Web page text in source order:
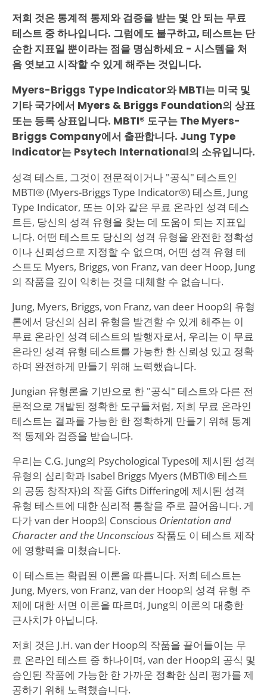
저희 것은 통계적 통제와 검증을 받는 몇 안 되는 무료
테스트 중 하나입니다. 그럼에도 불구하고, 테스트는 단
순한 지표일 뿐이라는 점을 명심하세요 - 시스템을 처
음 엿보고 시작할 수 있게 해주는 것입니다.
Myers-Briggs Type Indicator와 MBTI는 미국 및
기타 국가에서 Myers & Briggs Foundation의 상표
또는 등록 상표입니다. MBTI® 도구는 The Myers-
Briggs Company에서 출판합니다. Jung Type
Indicator는 Psytech International의 소유입니다.
성격 테스트, 그것이 전문적이거나 "공식" 테스트인
MBTI® (Myers-Briggs Type Indicator®) 테스트, Jung
Type Indicator, 또는 이와 같은 무료 온라인 성격 테스
트든, 당신의 성격 유형을 찾는 데 도움이 되는 지표입
니다. 어떤 테스트도 당신의 성격 유형을 완전한 정확성
이나 신뢰성으로 지정할 수 없으며, 어떤 성격 유형 테
스트도 Myers, Briggs, von Franz, van deer Hoop, Jung
의 작품을 깊이 익히는 것을 대체할 수 없습니다.
Jung, Myers, Briggs, von Franz, van deer Hoop의 유형
론에서 당신의 심리 유형을 발견할 수 있게 해주는 이
무료 온라인 성격 테스트의 발행자로서, 우리는 이 무료
온라인 성격 유형 테스트를 가능한 한 신뢰성 있고 정확
하며 완전하게 만들기 위해 노력했습니다.
Jungian 유형론을 기반으로 한 "공식" 테스트와 다른 전
문적으로 개발된 정확한 도구들처럼, 저희 무료 온라인
테스트는 결과를 가능한 한 정확하게 만들기 위해 통계
적 통제와 검증을 받습니다.
우리는 C.G. Jung의 Psychological Types에 제시된 성격
유형의 심리학과 Isabel Briggs Myers (MBTI® 테스트
의 공동 창작자)의 작품 Gifts Differing에 제시된 성격
유형 테스트에 대한 심리적 통찰을 주로 끌어옵니다. 게
다가 van der Hoop의 Conscious Orientation and
Character and the Unconscious작품도 이 테스트 제작
에 영향력을 미쳤습니다.
이 테스트는 확립된 이론을 따릅니다. 저희 테스트는
Jung, Myers, von Franz, van der Hoop의 성격 유형 주
제에 대한 서면 이론을 따르며, Jung의 이론의 대충한
근사치가 아닙니다.
저희 것은 J.H. van der Hoop의 작품을 끌어들이는 무
료 온라인 테스트 중 하나이며, van der Hoop의 공식 및
승인된 작품에 가능한 한 가까운 정확한 심리 평가를 제
공하기 위해 노력했습니다.